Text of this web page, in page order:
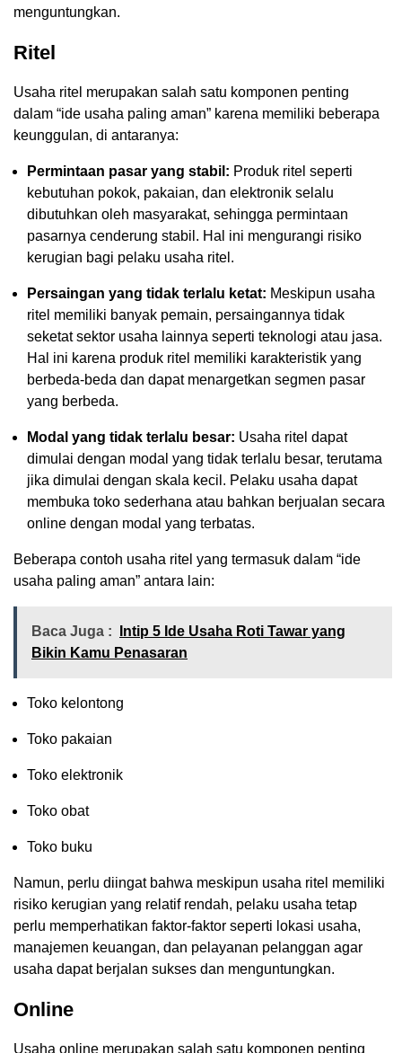
menguntungkan.
Ritel
Usaha ritel merupakan salah satu komponen penting
dalam “ide usaha paling aman” karena memiliki beberapa
keunggulan, di antaranya:
Permintaan pasar yang stabil: Produk ritel seperti
kebutuhan pokok, pakaian, dan elektronik selalu
dibutuhkan oleh masyarakat, sehingga permintaan
pasarnya cenderung stabil. Hal ini mengurangi risiko
kerugian bagi pelaku usaha ritel.
Persaingan yang tidak terlalu ketat: Meskipun usaha
ritel memiliki banyak pemain, persaingannya tidak
seketat sektor usaha lainnya seperti teknologi atau jasa.
Hal ini karena produk ritel memiliki karakteristik yang
berbeda-beda dan dapat menargetkan segmen pasar
yang berbeda.
Modal yang tidak terlalu besar: Usaha ritel dapat
dimulai dengan modal yang tidak terlalu besar, terutama
jika dimulai dengan skala kecil. Pelaku usaha dapat
membuka toko sederhana atau bahkan berjualan secara
online dengan modal yang terbatas.
Beberapa contoh usaha ritel yang termasuk dalam “ide
usaha paling aman” antara lain:
Baca Juga :
Intip 5 Ide Usaha Roti Tawar yang
Bikin Kamu Penasaran
Toko kelontong
Toko pakaian
Toko elektronik
Toko obat
Toko buku
Namun, perlu diingat bahwa meskipun usaha ritel memiliki
risiko kerugian yang relatif rendah, pelaku usaha tetap
perlu memperhatikan faktor-faktor seperti lokasi usaha,
manajemen keuangan, dan pelayanan pelanggan agar
usaha dapat berjalan sukses dan menguntungkan.
Online
Usaha online merupakan salah satu komponen penting